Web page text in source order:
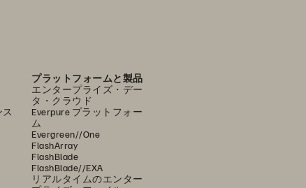
プラットフォームと製品
エンタープライズ・デー
タ・クラウド
Everpure プラットフォー
ム
Evergreen//One
FlashArray
FlashBlade
FlashBlade//EXA
リアルタイムのエンター